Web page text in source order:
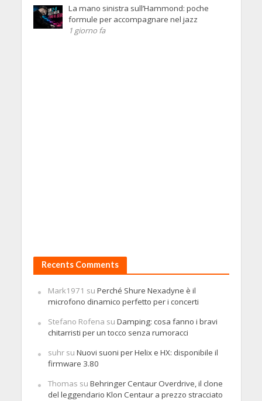
La mano sinistra sull’Hammond: poche
formule per accompagnare nel jazz
1 giorno fa
Recents Comments
Mark1971 su Perché Shure Nexadyne è il
microfono dinamico perfetto per i concerti
Stefano Rofena su Damping: cosa fanno i bravi
chitarristi per un tocco senza rumoracci
suhrsu Nuovi suoni per Helix e HX: disponibile il
firmware 3.80
Thomas su Behringer Centaur Overdrive, il clone
del leggendario Klon Centaur a prezzo stracciato